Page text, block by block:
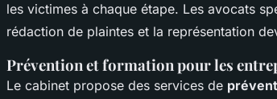
les victimes à chaque étape. Les avocats
rédaction de plaintes et la représentation
Prévention et formation pour les
Le cabinet propose des services de